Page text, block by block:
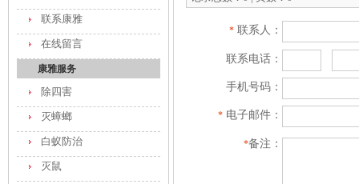
联系康雅
在线留言
康雅服务
除四害
灭蟑螂
白蚁防治
灭鼠
* 联系人：
联系电话：
手机号码：
* 电子邮件：
*备注：